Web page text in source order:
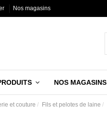
Nos magasins
NOS MAGASINS
et couture Fils et pelotes de laine